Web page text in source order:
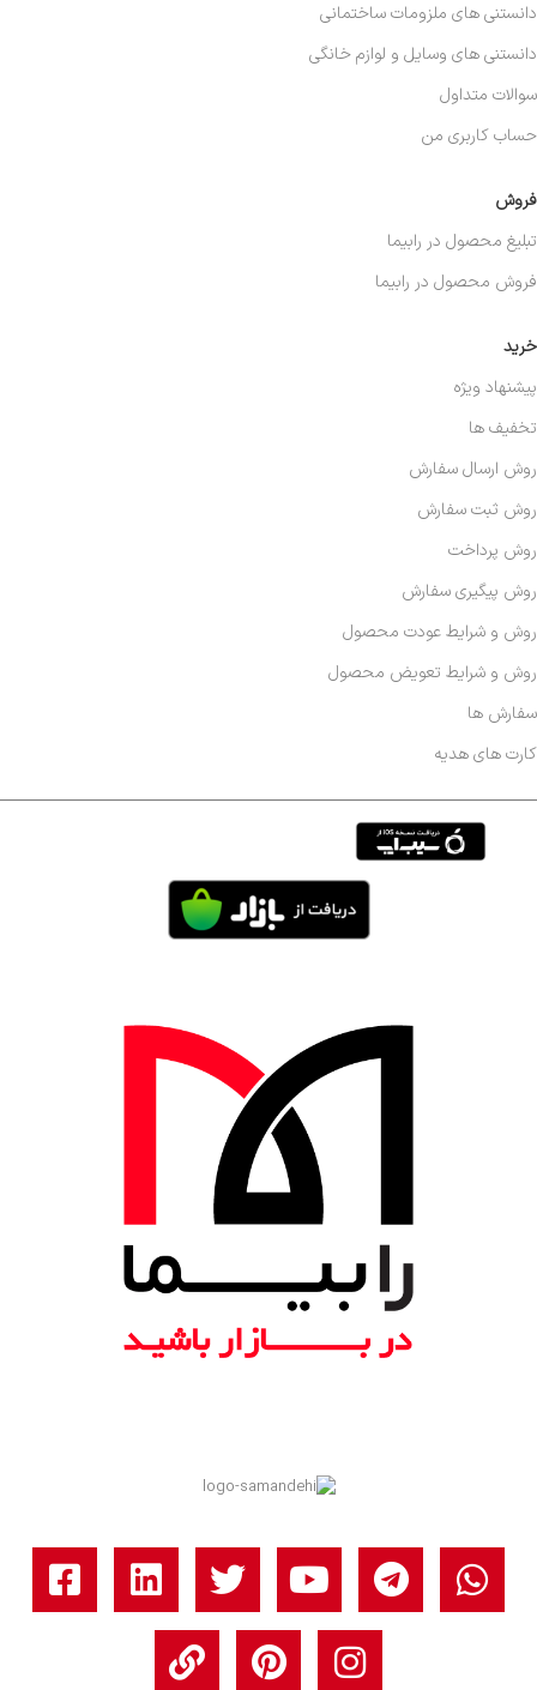
خرید
پیشنهاد ویژه
تخفیف ها
روش ارسال سفارش
روش ثبت سفارش
روش پرداخت
روش پیگیری سفارش
روش و شرایط عودت محصول
روش و شرایط تعویض محصول
سفارش ها
کارت های هدیه
فروش
تبلیغ محصول در رابیما
فروش محصول در رابیما
دانستنی های ملزومات ساختمانی
دانستنی های وسایل و لوازم خانگی
سوالات متداول
حساب کاربری من